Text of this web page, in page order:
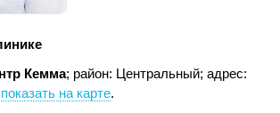
Кемма; район: Центральный; адрес:
показать на карте.